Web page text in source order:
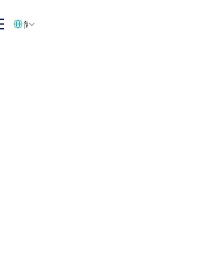
简体中文